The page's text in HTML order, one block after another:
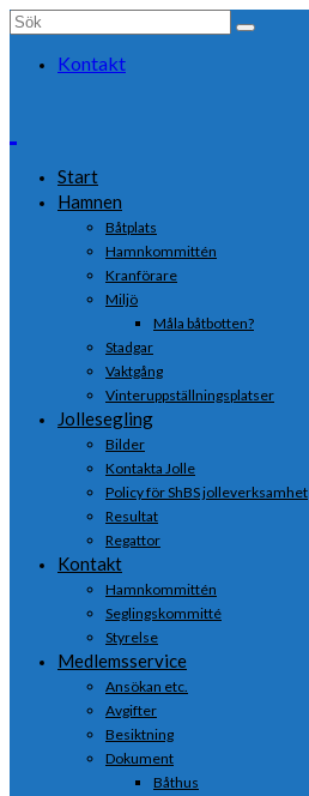
Search
Kontakt
Start
Hamnen
Båtplats
Hamnkommittén
Kranförare
Miljö
Måla båtbotten?
Stadgar
Vaktgång
Vinteruppställningsplatser
Jollesegling
Bilder
Kontakta Jolle
Policy för ShBS jolleverksamhet
Resultat
Regattor
Kontakt
Hamnkommittén
Seglingskommitté
Styrelse
Medlemsservice
Ansökan etc.
Avgifter
Besiktning
Dokument
Båthus